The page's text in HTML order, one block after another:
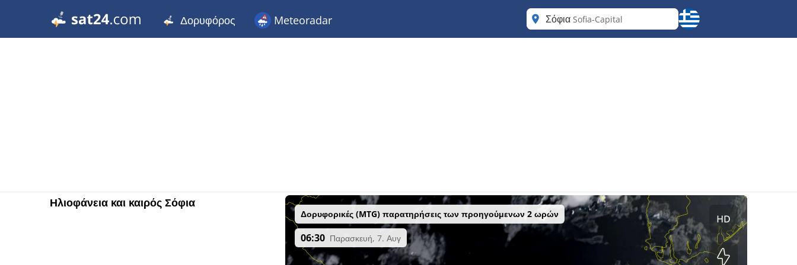
Δορυφόρος Meteoradar Σόφια Sofia-Capital
Ηλιοφάνεια και καιρός Σόφια
Δορυφορικές (MTG) παρατηρήσεις των προηγούμενων 2 ωρών
06:30 Παρασκευή, 7. Αυγ